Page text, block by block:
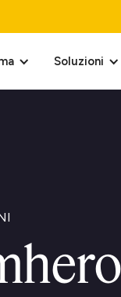
Soluzioni